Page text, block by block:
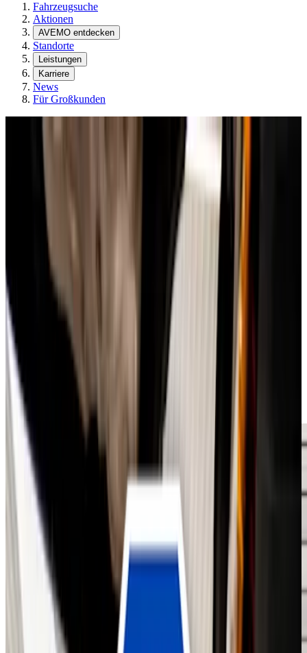
Fahrzeugsuche
Aktionen
AVEMO entdecken
Standorte
Leistungen
Karriere
News
Für Großkunden
Hauptuntersuchung